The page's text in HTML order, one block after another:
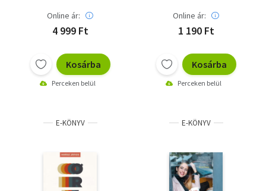
Online ár:
4 999 Ft
Kosárba
Perceken belül
Online ár:
1 190 Ft
Kosárba
Perceken belül
E-KÖNYV E-KÖNYV